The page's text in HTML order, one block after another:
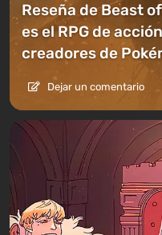
Reseña de Beast
es el RPG de
creadores de
Dejar un comentario